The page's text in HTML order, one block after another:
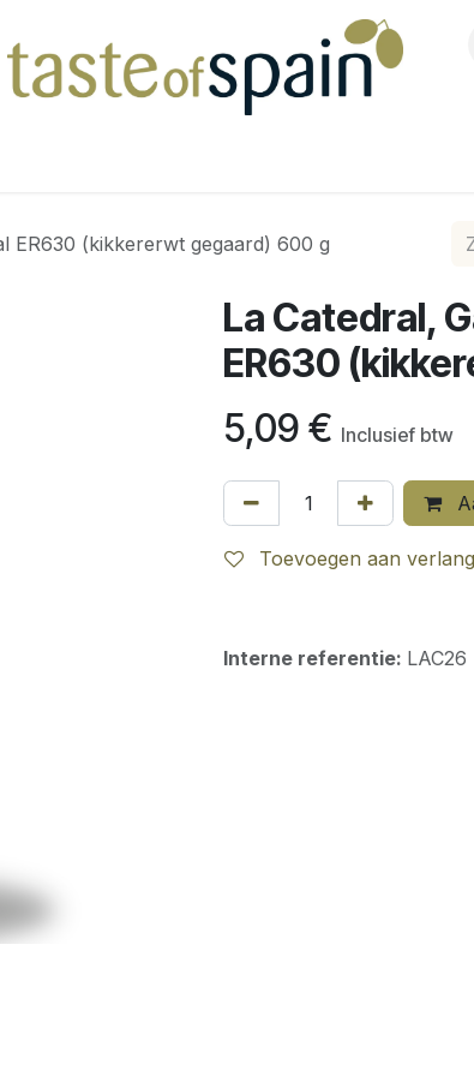
ER630 (kikkererwt gegaard) 600 g
La Catedral,
ER630
5,09 € Inclusief btw
Toevoegen aan
Interne referentie: LAC26